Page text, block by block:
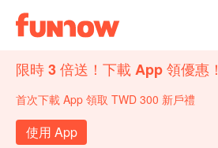
限時 3 倍送！下載 App 領優惠！
首次下載 App 領取 TWD 300 新戶禮
使用 App